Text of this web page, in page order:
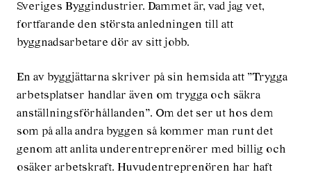
Sveriges Byggindustrier. Dammet är, vad jag vet,
fortfarande den största anledningen till att
byggnadsarbetare dör av sitt jobb.
En av byggjättarna skriver på sin hemsida att ”Trygga
arbetsplatser handlar även om trygga och säkra
anställningsförhållanden”. Om det ser ut hos dem
som på alla andra byggen så kommer man runt det
genom att anlita underentreprenörer med billig och
osäker arbetskraft. Huvudentreprenören har haft